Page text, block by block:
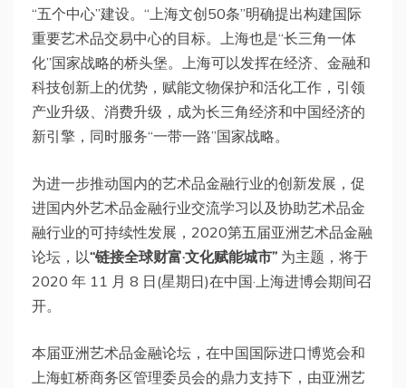
“五个中心”建设。“上海文创50条”明确提出构建国际
重要艺术品交易中心的目标。上海也是“长三角一体
化”国家战略的桥头堡。上海可以发挥在经济、金融和
科技创新上的优势，赋能文物保护和活化工作，引领
产业升级、消费升级，成为长三角经济和中国经济的
新引擎，同时服务“一带一路”国家战略。
为进一步推动国内的艺术品金融行业的创新发展，促
进国内外艺术品金融行业交流学习以及协助艺术品金
融行业的可持续性发展，2020第五届亚洲艺术品金融
论坛，以“链接全球财富·文化赋能城市” 为主题，将于
2020 年 11 月 8 日(星期日)在中国·上海进博会期间召
开。
本届亚洲艺术品金融论坛，在中国国际进口博览会和
上海虹桥商务区管理委员会的鼎力支持下，由亚洲艺